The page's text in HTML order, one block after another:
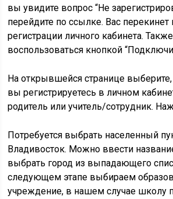
вы увидите вопрос “Не
перейдите по ссылке. Вас перекинет
регистрации личного кабинета.
воспользоваться кнопкой
На открывшейся странице выберите,
вы регистрируетесь в личном
родитель или учитель/сотрудник.
Потребуется выбрать населенный
Владивосток. Можно ввести
выбрать город из выпадающего
следующем этапе выбираем
учреждение, в нашем случае школу